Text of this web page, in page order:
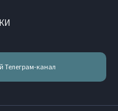
Телеграм-канал